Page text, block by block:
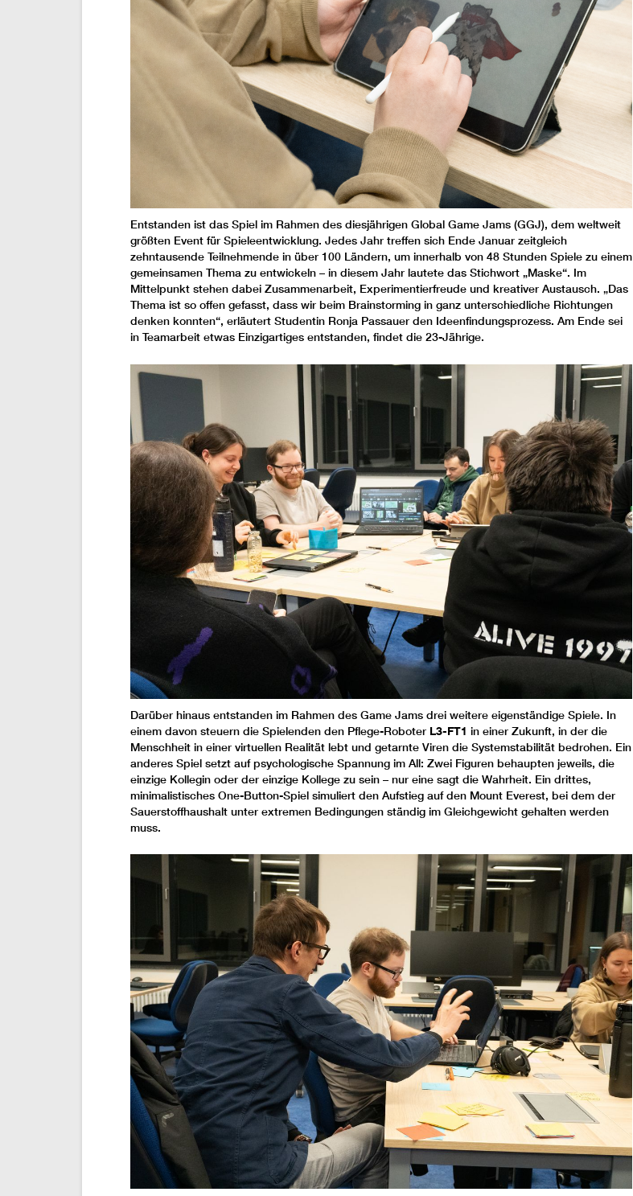
Entstanden ist das Spiel im Rahmen des diesjährigen Global Game Jams (GGJ), dem weltweit
größten Event für Spieleentwicklung. Jedes Jahr treffen sich Ende Januar zeitgleich
zehntausende Teilnehmende in über 100 Ländern, um innerhalb von 48 Stunden Spiele zu einem
gemeinsamen Thema zu entwickeln – in diesem Jahr lautete das Stichwort „Maske“. Im
Mittelpunkt stehen dabei Zusammenarbeit, Experimentierfreude und kreativer Austausch. „Das
Thema ist so offen gefasst, dass wir beim Brainstorming in ganz unterschiedliche Richtungen
denken konnten“, erläutert Studentin Ronja Passauer den Ideenfindungsprozess. Am Ende sei
in Teamarbeit etwas Einzigartiges entstanden, findet die 23-Jährige.
Darüber hinaus entstanden im Rahmen des Game Jams drei weitere eigenständige Spiele. In
einem davon steuern die Spielenden den Pflege-Roboter L3-FT1 in einer Zukunft, in der die
Menschheit in einer virtuellen Realität lebt und getarnte Viren die Systemstabilität bedrohen. Ein
anderes Spiel setzt auf psychologische Spannung im All: Zwei Figuren behaupten jeweils, die
einzige Kollegin oder der einzige Kollege zu sein – nur eine sagt die Wahrheit. Ein drittes,
minimalistisches One-Button-Spiel simuliert den Aufstieg auf den Mount Everest, bei dem der
Sauerstoffhaushalt unter extremen Bedingungen ständig im Gleichgewicht gehalten werden
muss.